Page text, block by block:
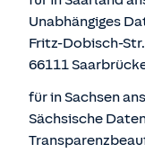
Unabhängiges
Fritz-Dobisch-
66111
für in Sachsen
Sächsische